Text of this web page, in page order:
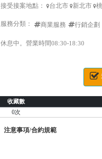
接受接案地點： 台北市 新北市 
服務分類： 商業服務 行銷企劃
休息中。營業時間08:30-18:30

收藏數
0次
注意事項/合約規範